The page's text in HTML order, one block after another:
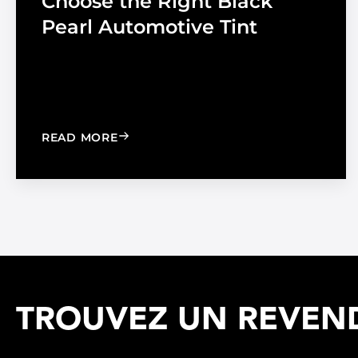
Pearl Automotive Tint
READ MORE: CHOOSE THE RIGHT BLACK PEARL
TROUVEZ UN